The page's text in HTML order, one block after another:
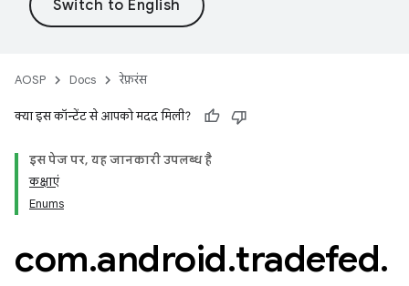
AOSP Docs रेफ़रंस
क्या इस कॉन्टेंट से आपको मदद मिली?
इस पेज पर, यह जानकारी उपलब्ध है
कक्षाएं
Enums
com.android.tradefed.